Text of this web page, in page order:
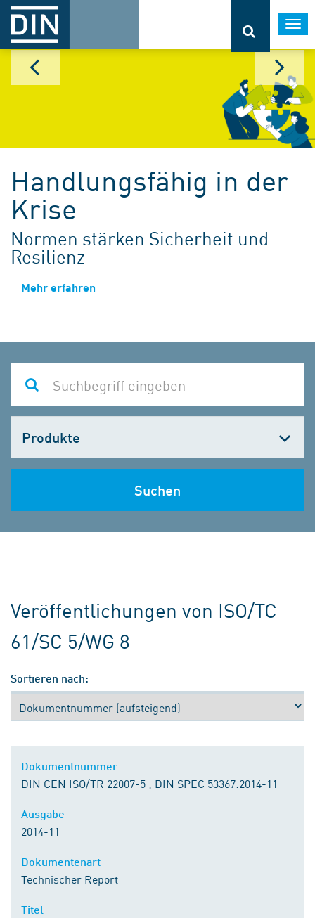
Handlungsfähig in der
Krise
Normen stärken Sicherheit und
Resilienz
Mehr erfahren
wählen
Suchen
Veröffentlichungen von ISO/TC
61/SC 5/WG 8
Sortieren nach:
DIN CEN ISO/TR 22007-5 ; DIN SPEC 53367:2014-11
2014-11
Technischer Report